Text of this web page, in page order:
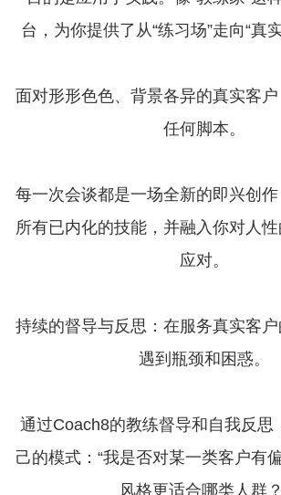
台，为你提供了从“练习场”走向“真
面对形形色色、背景各异的真实客
任何脚本。
每一次会谈都是一场全新的即兴创
所有已内化的技能，并融入你对人
应对。
持续的督导与反思：在服务真实客
遇到瓶颈和困惑。
通过Coach8的教练督导和自我反思
己的模式：“我是否对某一类客户有
风格更适合哪类人群